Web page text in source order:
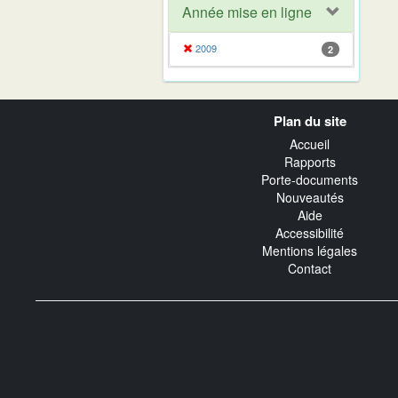
Année mise en ligne
2009 2
Plan du site
Accueil
Rapports
Porte-documents
Nouveautés
Aide
Accessibilité
Mentions légales
Contact